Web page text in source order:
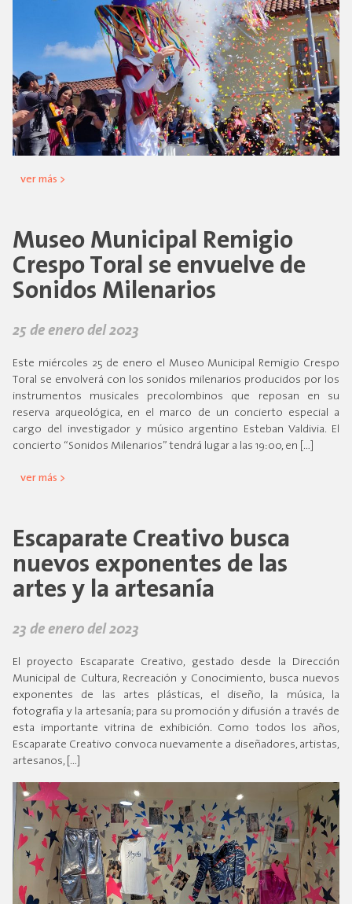
ver más >
Museo Municipal Remigio
Crespo Toral se envuelve de
Sonidos Milenarios
25 de enero del 2023
Este miércoles 25 de enero el Museo Municipal Remigio Crespo
Toral se envolverá con los sonidos milenarios producidos por los
instrumentos musicales precolombinos que reposan en su
reserva arqueológica, en el marco de un concierto especial a
cargo del investigador y músico argentino Esteban Valdivia. El
concierto “Sonidos Milenarios” tendrá lugar a las 19:00, en […]
ver más >
Escaparate Creativo busca
nuevos exponentes de las
artes y la artesanía
23 de enero del 2023
El proyecto Escaparate Creativo, gestado desde la Dirección
Municipal de Cultura, Recreación y Conocimiento, busca nuevos
exponentes de las artes plásticas, el diseño, la música, la
fotografía y la artesanía; para su promoción y difusión a través de
esta importante vitrina de exhibición. Como todos los años,
Escaparate Creativo convoca nuevamente a diseñadores, artistas,
artesanos, […]